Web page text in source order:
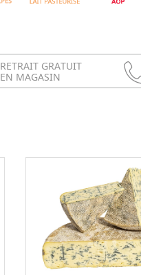
RETRAIT GRATUIT
EN MAGASIN